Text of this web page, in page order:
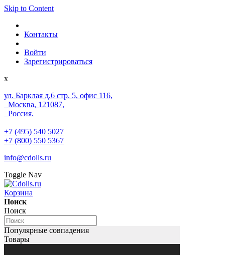
Skip to Content
Контакты
Войти
Зарегистрироваться
x
ул. Барклая д.6 стр. 5, офис 116,
Москва, 121087,
Россия.
+7 (495) 540 5027
+7 (800) 550 5367
info@cdolls.ru
Toggle Nav
Корзина
Поиск
Поиск
Популярные совпадения
Товары